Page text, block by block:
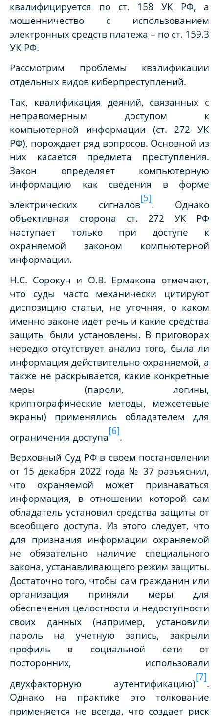
квалифицируется по ст. 158 УК РФ, а
мошенничество с использованием
электронных средств платежа – по ст. 159.3
УК РФ.
Рассмотрим проблемы квалификации
отдельных видов киберпреступлений.
Так, квалификация деяний, связанных с
неправомерным доступом к
компьютерной информации (ст. 272 УК
РФ), порождает ряд вопросов. Основной из
них касается предмета преступления.
Закон определяет компьютерную
информацию как сведения в форме
электрических сигналов
[5]
. Однако
объективная сторона ст. 272 УК РФ
наступает только при доступе к
охраняемой законом компьютерной
информации.
Н.С. Сорокун и О.В. Ермакова отмечают,
что суды часто механически цитируют
диспозицию статьи, не уточняя, о каком
именно законе идет речь и какие средства
защиты были установлены. В приговорах
нередко отсутствует анализ того, была ли
информация действительно охраняемой, а
также не раскрывается, какие конкретные
меры (пароли, логины,
криптографические методы, межсетевые
экраны) применялись обладателем для
ограничения доступа
[6]
.
Верховный Суд РФ в своем постановлении
от 15 декабря 2022 года № 37 разъяснил,
что охраняемой может признаваться
информация, в отношении которой сам
обладатель установил средства защиты от
всеобщего доступа. Из этого следует, что
для признания информации охраняемой
не обязательно наличие специального
закона, устанавливающего режим защиты.
Достаточно того, чтобы сам гражданин или
организация приняли меры для
обеспечения целостности и недоступности
своих данных (например, установили
пароль на учетную запись, закрыли
профиль в социальной сети от
посторонних, использовали
двухфакторную аутентификацию)
[7]
.
Однако на практике это толкование
применяется не всегда, что создает риск